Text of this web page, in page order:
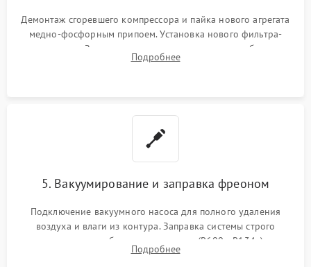
Демонтаж сгоревшего компрессора и пайка нового агрегата
медно-фосфорным припоем. Установка нового фильтра-
осушителя. Замена изношенных вентиляторов обдува,
сломанных заслонок или поврежденных дверных петель.
Подробнее
5. Вакуумирование и заправка фреоном
Подключение вакуумного насоса для полного удаления
воздуха и влаги из контура. Заправка системы строго
дозированным объемом хладагента (R600a, R134a) по
электронным весам. Контроль рабочего давления в системе.
Подробнее